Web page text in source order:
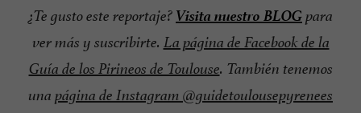
¿Te gusto este reportaje? Visita nuestro BLOGpara
ver más y suscribirte. La página de Facebook de la
Guía de los Pirineos de Toulouse. También tenemos
una página de Instagram @guidetoulousepyrenees